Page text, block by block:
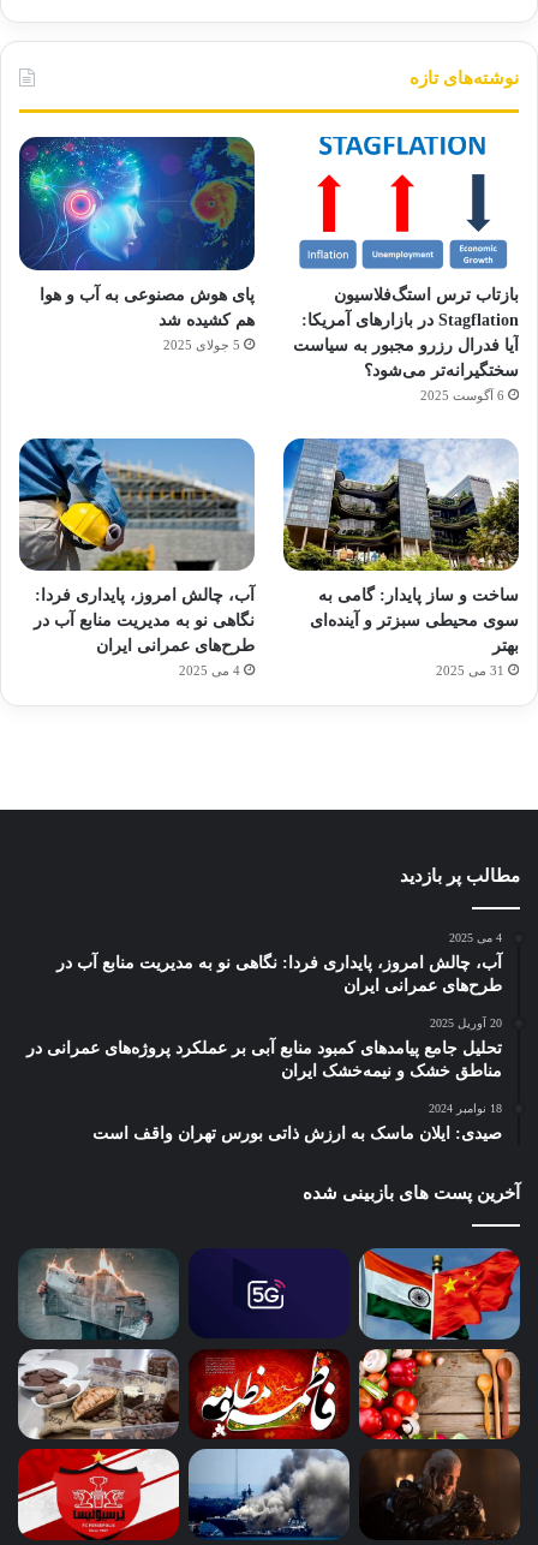
نوشته‌های تازه
بازتاب ترس استگ‌فلاسیون
Stagflation در بازارهای آمریکا:
آیا فدرال رزرو مجبور به سیاست
سختگیرانه‌تر می‌شود؟
6 آگوست 2025
پای هوش مصنوعی به آب و هوا
هم کشیده شد
5 جولای 2025
ساخت و ساز پایدار: گامی به
سوی محیطی سبزتر و آینده‌ای
بهتر
31 می 2025
آب، چالش امروز، پایداری فردا:
نگاهی نو به مدیریت منابع آب در
طرح‌های عمرانی ایران
4 می 2025
آماده
برای
کشف
توسط
ژاکت
در
ی سفر
مجازی
…
توسط
ورزش
با
ساعت
هوشمند
عکاسی
با طعم
توسط
ژاکت
در
هدفون
های
2023
توسط
ژاکت
مطالب پر بازدید
4 می 2025
آب، چالش امروز، پایداری فردا: نگاهی نو به مدیریت منابع آب در
طرح‌های عمرانی ایران
20 آوریل 2025
تحلیل جامع پیامدهای کمبود منابع آبی بر عملکرد پروژه‌های عمرانی در
مناطق خشک و نیمه‌خشک ایران
18 نوامبر 2024
صیدی: ایلان ماسک به ارزش ذاتی بورس تهران واقف است
آخرین پست های بازبینی شده